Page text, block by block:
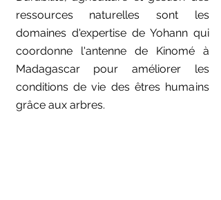
ressources naturelles sont les
domaines d'expertise de Yohann qui
coordonne l'antenne de Kinomé à
Madagascar pour améliorer les
conditions de vie des êtres humains
grâce aux arbres.